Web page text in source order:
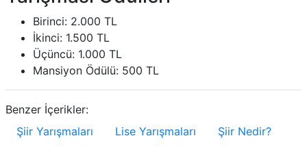
Birinci: 2.000 TL
İkinci: 1.500 TL
Üçüncü: 1.000 TL
Mansiyon Ödülü: 500 TL
Benzer İçerikler:
Şiir Yarışmaları
Lise Yarışmaları Şiir Nedir?